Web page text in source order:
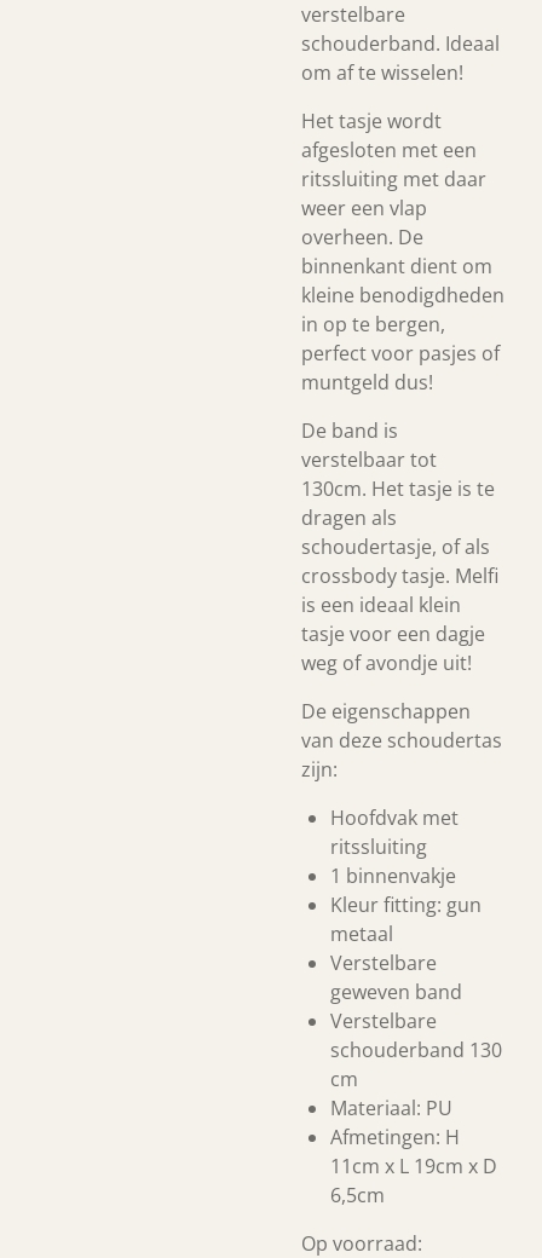
verstelbare
schouderband. Ideaal
om af te wisselen!
Het tasje wordt
afgesloten met een
ritssluiting met daar
weer een vlap
overheen. De
binnenkant dient om
kleine benodigdheden
in op te bergen,
perfect voor pasjes of
muntgeld dus!
De band is
verstelbaar tot
130cm. Het tasje is te
dragen als
schoudertasje, of als
crossbody tasje. Melfi
is een ideaal klein
tasje voor een dagje
weg of avondje uit!
De eigenschappen
van deze schoudertas
zijn:
Hoofdvak met
ritssluiting
1 binnenvakje
Kleur fitting: gun
metaal
Verstelbare
geweven band
Verstelbare
schouderband 130
cm
Materiaal: PU
Afmetingen: H
11cm x L 19cm x D
6,5cm
Op voorraad: